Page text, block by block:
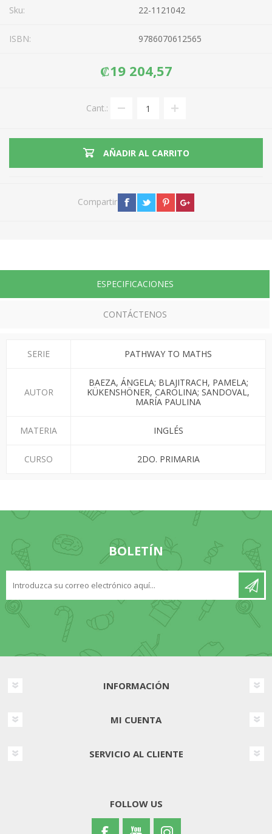
Sku: 22-1121042
ISBN: 9786070612565
₡19 204,57
Cant.:
AÑADIR AL CARRITO
Compartir
ESPECIFICACIONES
CONTÁCTENOS
SERIE PATHWAY TO MATHS
AUTOR
BAEZA, ÁNGELA; BLAJITRACH, PAMELA;
KÜKENSHÖNER, CAROLINA; SANDOVAL,
MARÍA PAULINA
MATERIA INGLÉS
CURSO 2DO. PRIMARIA
BOLETÍN
INFORMACIÓN
MI CUENTA
SERVICIO AL CLIENTE
FOLLOW US